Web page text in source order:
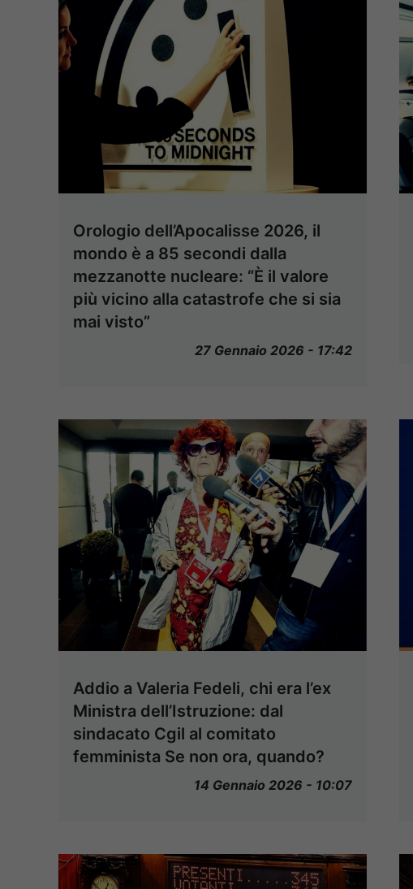
Orologio dell’Apocalisse 2026, il
mondo è a 85 secondi dalla
mezzanotte nucleare: “È il valore
più vicino alla catastrofe che si sia
mai visto”
27 Gennaio 2026 - 17:42
Addio a Valeria Fedeli, chi era l’ex
Ministra dell’Istruzione: dal
sindacato Cgil al comitato
femminista Se non ora, quando?
14 Gennaio 2026 - 10:07